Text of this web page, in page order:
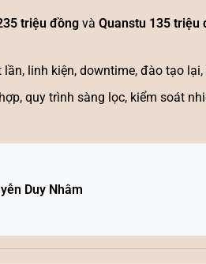
triệu đồng và Quanstu 135 triệu
linh kiện, downtime, đào tạo
quy trình sàng lọc, kiểm soát
Duy Nhâm